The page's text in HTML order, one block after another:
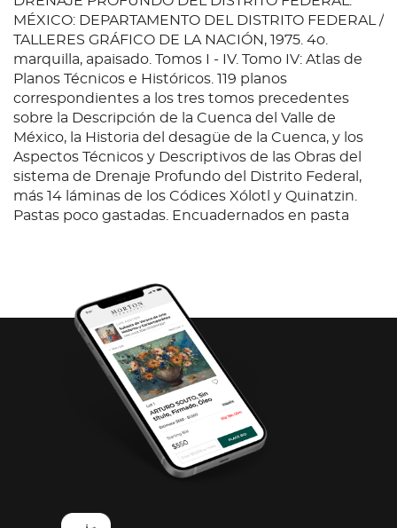
MÉXICO: DEPARTAMENTO DEL DISTRITO FEDERAL /
TALLERES GRÁFICO DE LA NACIÓN, 1975. 4o.
marquilla, apaisado. Tomos I - IV. Tomo IV: Atlas de
Planos Técnicos e Históricos. 119 planos
correspondientes a los tres tomos precedentes
sobre la Descripción de la Cuenca del Valle de
México, la Historia del desagüe de la Cuenca, y los
Aspectos Técnicos y Descriptivos de las Obras del
sistema de Drenaje Profundo del Distrito Federal,
más 14 láminas de los Códices Xólotl y Quinatzin.
Pastas poco gastadas. Encuadernados en pasta